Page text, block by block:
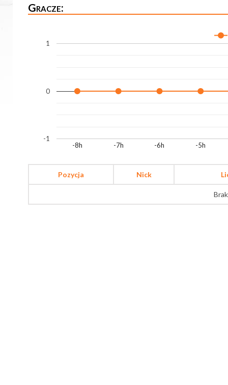
Gracze:
-8h -7h -6h -5h
-1
0
1
Pozycja Nick